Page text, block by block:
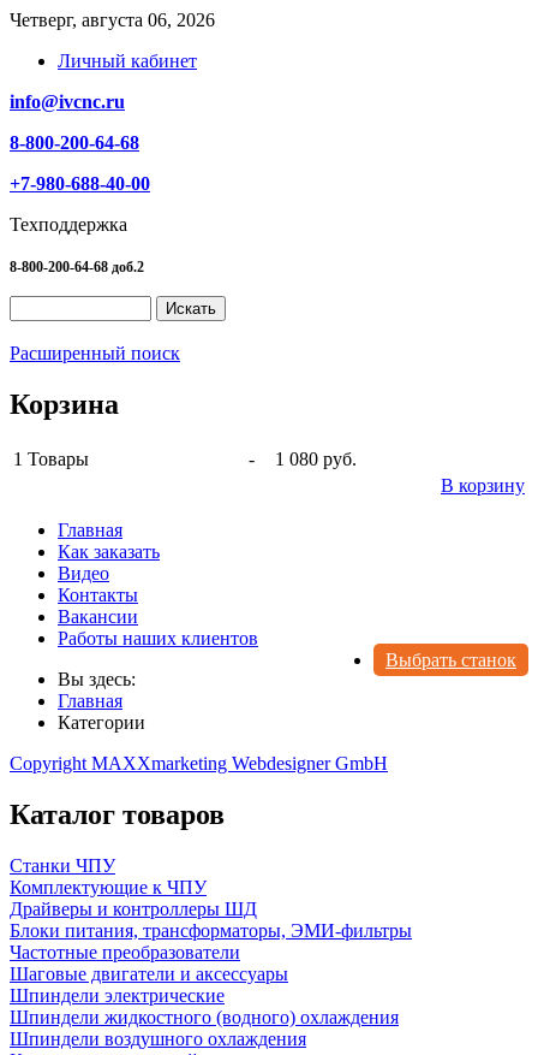
Четверг, августа 06, 2026
Личный кабинет
info@ivcnc.ru
8-800-200-64-68
+7-980-688-40-00
Техподдержка
8-800-200-64-68 доб.2
Расширенный поиск
Корзина
1 Товары -
1 080 руб.
В корзину
Главная
Как заказать
Видео
Контакты
Вакансии
Работы наших клиентов
Выбрать станок
Вы здесь:
Главная
Категории
Copyright MAXXmarketing Webdesigner GmbH
Каталог товаров
Станки ЧПУ
Комплектующие к ЧПУ
Драйверы и контроллеры ШД
Блоки питания, трансформаторы, ЭМИ-фильтры
Частотные преобразователи
Шаговые двигатели и аксессуары
Шпиндели электрические
Шпиндели жидкостного (водного) охлаждения
Шпиндели воздушного охлаждения